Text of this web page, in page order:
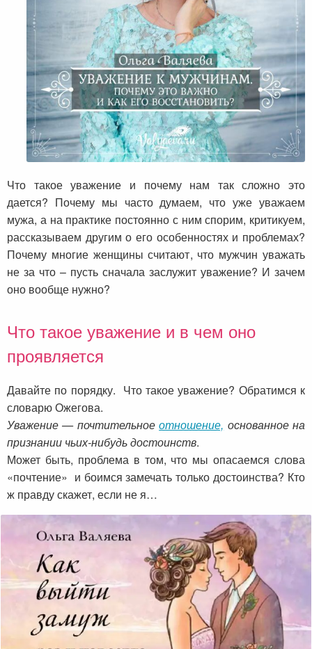
Что такое уважение и почему нам так сложно это
дается? Почему мы часто думаем, что уже уважаем
мужа, а на практике постоянно с ним спорим, критикуем,
рассказываем другим о его особенностях и проблемах?
Почему многие женщины считают, что мужчин уважать
не за что – пусть сначала заслужит уважение? И зачем
оно вообще нужно?
Что такое уважение и в чем оно
проявляется
Давайте по порядку. Что такое уважение? Обратимся к
словарю Ожегова.
Уважение — почтительноеотношение, основанное на
признании чьих-нибудь достоинств.
Может быть, проблема в том, что мы опасаемся слова
«почтение» и боимся замечать только достоинства? Кто
ж правду скажет, если не я…